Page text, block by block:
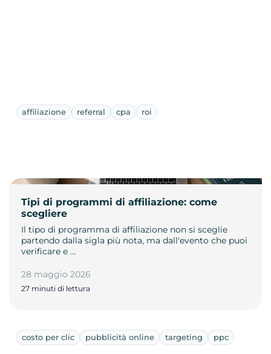
affiliazione referral cpa roi
Tipi di programmi di affiliazione: come
scegliere
Il tipo di programma di affiliazione non si sceglie
partendo dalla sigla più nota, ma dall'evento che puoi
verificare e …
28 maggio 2026
27 minuti di lettura
costo per clic pubblicità online targeting ppc